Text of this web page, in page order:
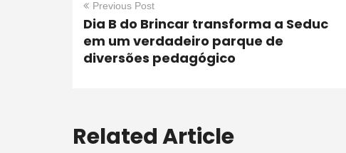
Previous Post
Dia B do Brincar transforma a Seduc
em um verdadeiro parque de
diversões pedagógico
Related Article